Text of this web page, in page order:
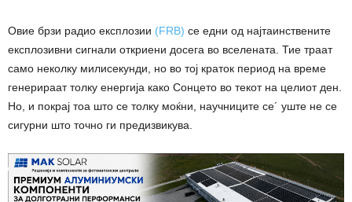
Овие брзи радио експлозии (FRB) се едни од најтаинствените
експлозивни сигнали откриени досега во вселената. Тие траат
само неколку милисекунди, но во тој краток период на време
генерираат толку енергија како Сонцето во текот на целиот ден.
Но, и покрај тоа што се толку моќни, научниците се´ уште не се
сигурни што точно ги предизвикува.